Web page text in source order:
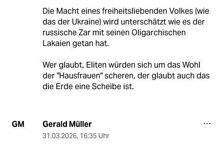
Die Macht eines freiheitsliebenden Volkes (wie
das der Ukraine) wird unterschätzt wie es der
russische Zar mit seinen Oligarchischen
Lakaien getan hat.
Wer glaubt, Eliten würden sich um das Wohl
der "Hausfrauen" scheren, der glaubt auch das
die Erde eine Scheibe ist.
GM Gerald Müller
31.03.2026, 16:35 Uhr